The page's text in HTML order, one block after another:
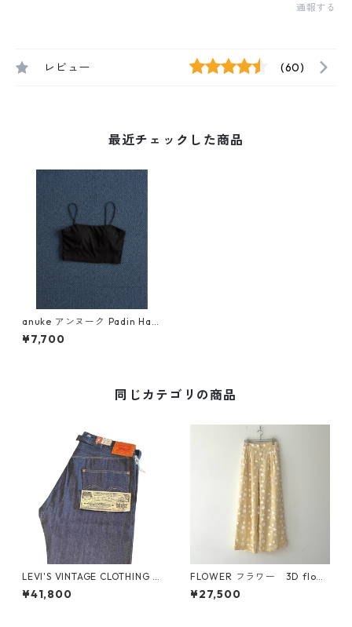
通報する
レビュー (60)
最近チェックした商品
anuke アンヌーク Padin Half
Camisole 62610636 (BLK)
¥7,700
同じカテゴリの商品
LEVI'S VINTAGE CLOTHING 1
922 501XX RIGID A441000
03 リジッド セルビッジデニ
¥41,800
FLOWER フラワー 3D flowe
r pants（CREAM）26SS F01
2
¥27,500